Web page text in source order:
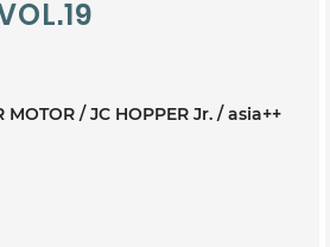
MOTOR JC HOPPER Jr. asia++